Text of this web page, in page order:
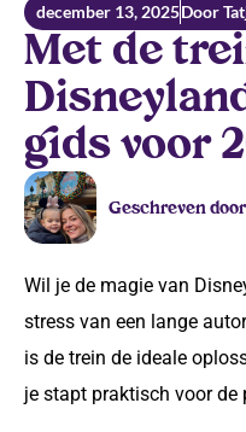
december 13, 2025Door
Met de
gids voor
Geschreven
Wil je de magie van
stress van een lange
is de trein de ideale
je stapt praktisch voor de